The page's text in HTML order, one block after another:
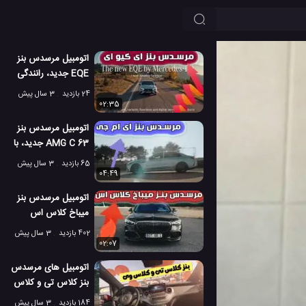
اتومبیل مرسدس بنز
EQE جدید، رانندگی
الکتریکی در بهترین
24 بازدید
3 سال پیش
02:35
اتومبیل مرسدس بنز
AMG C 63 جدید، با
فناوری پیشرفته
65 بازدید
3 سال پیش
04:49
اتومبیل مرسدس بنز
میباخ کلاس اس
برابوس 600 جدید
402 بازدید
3 سال پیش
02:07
اتومبیل های مرسدس
بنز کلاس تی و کلاس
وی، وسیله ای برای
184 بازدید
3 سال پیش